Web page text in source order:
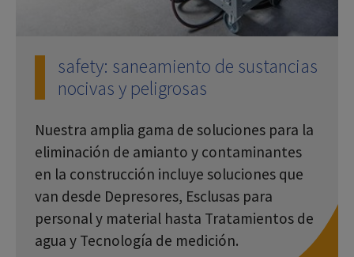
safety: saneamiento de sustancias
nocivas y peligrosas
Nuestra amplia gama de soluciones para la
eliminación de amianto y contaminantes
en la construcción incluye soluciones que
van desde Depresores, Esclusas para
personal y material hasta Tratamientos de
agua y Tecnología de medición.